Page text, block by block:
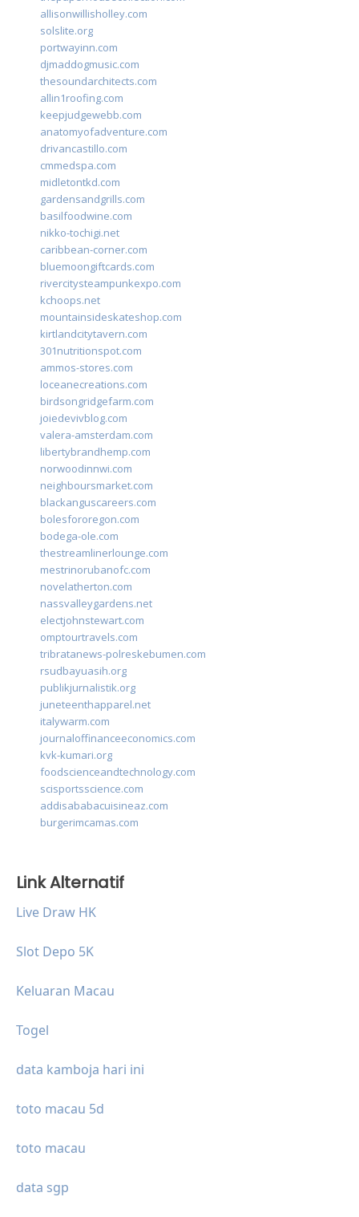
allisonwillisholley.com
solslite.org
portwayinn.com
djmaddogmusic.com
thesoundarchitects.com
allin1roofing.com
keepjudgewebb.com
anatomyofadventure.com
drivancastillo.com
cmmedspa.com
midletontkd.com
gardensandgrills.com
basilfoodwine.com
nikko-tochigi.net
caribbean-corner.com
bluemoongiftcards.com
rivercitysteampunkexpo.com
kchoops.net
mountainsideskateshop.com
kirtlandcitytavern.com
301nutritionspot.com
ammos-stores.com
loceanecreations.com
birdsongridgefarm.com
joiedevivblog.com
valera-amsterdam.com
libertybrandhemp.com
norwoodinnwi.com
neighboursmarket.com
blackanguscareers.com
bolesfororegon.com
bodega-ole.com
thestreamlinerlounge.com
mestrinorubanofc.com
novelatherton.com
nassvalleygardens.net
electjohnstewart.com
omptourtravels.com
tribratanews-polreskebumen.com
rsudbayuasih.org
publikjurnalistik.org
juneteenthapparel.net
italywarm.com
journaloffinanceeconomics.com
kvk-kumari.org
foodscienceandtechnology.com
scisportsscience.com
addisababacuisineaz.com
burgerimcamas.com
Link Alternatif
Live Draw HK
Slot Depo 5K
Keluaran Macau
Togel
data kamboja hari ini
toto macau 5d
toto macau
data sgp